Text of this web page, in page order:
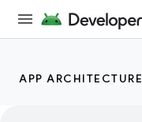
APP ARCHITECTURE